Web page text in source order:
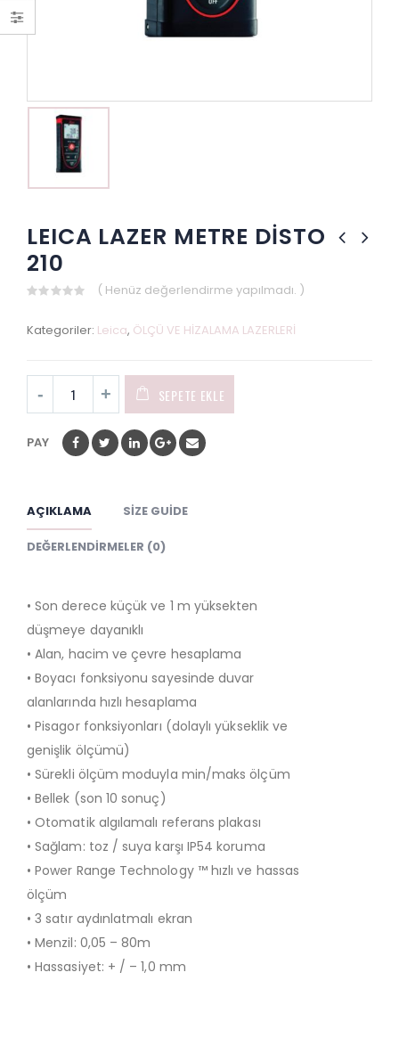
LEICA LAZER METRE DİSTO
210
of
( Henüz değerlendirme yapılmadı. )
Kategoriler: Leica, ÖLÇÜ VE HİZALAMA LAZERLERİ
SEPETE EKLE
PAY
AÇIKLAMA SIZE GUIDE
DEĞERLENDIRMELER (0)
• Son derece küçük ve 1 m yüksekten
düşmeye dayanıklı
• Alan, hacim ve çevre hesaplama
• Boyacı fonksiyonu sayesinde duvar
alanlarında hızlı hesaplama
• Pisagor fonksiyonları (dolaylı yükseklik ve
genişlik ölçümü)
• Sürekli ölçüm moduyla min/maks ölçüm
• Bellek (son 10 sonuç)
• Otomatik algılamalı referans plakası
• Sağlam: toz / suya karşı IP54 koruma
• Power Range Technology ™ hızlı ve hassas
ölçüm
• 3 satır aydınlatmalı ekran
• Menzil: 0,05 – 80m
• Hassasiyet: + / – 1,0 mm